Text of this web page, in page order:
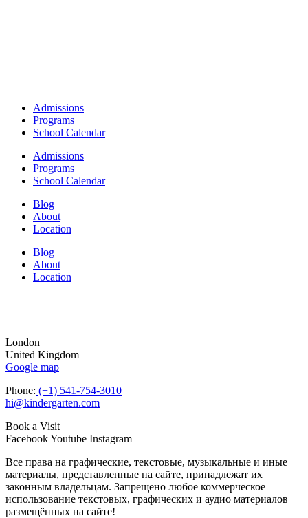
Admissions
Programs
School Calendar
Admissions
Programs
School Calendar
Blog
About
Location
Blog
About
Location
London
United Kingdom
Google map
Phone: (+1) 541-754-3010
hi@kindergarten.com
Book a Visit
FacebookYoutube Instagram
Все права на графические, текстовые, музыкальные и иные
материалы, представленные на сайте, принадлежат их
законным владельцам. Запрещено любое коммерческое
использование текстовых, графических и аудио материалов
размещённых на сайте!